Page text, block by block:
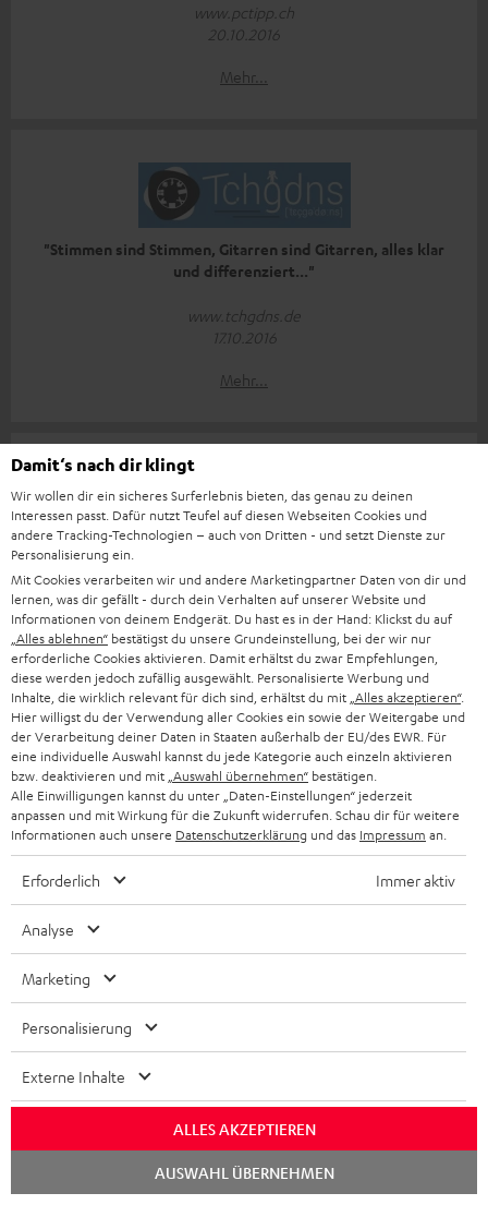
www.pctipp.ch
20.10.2016
Mehr...
"Stimmen sind Stimmen, Gitarren sind Gitarren, alles klar
und differenziert..."
www.tchgdns.de
17.10.2016
Mehr...
"Das bietet in dieser Qualität kaum ein anderer Hersteller"
www.mobiflip.de
16.10.2016
Mehr...
„…das Klangbild eignet sich gerade hervorragend zum
Sport treiben“
Mehr...
„…erstaunlich detailverliebt und hochpräzise…“
www.lite-magazin.de
09.10.2016
Damit‘s nach dir klingt
Wir wollen dir ein sicheres Surferlebnis bieten, das genau zu deinen
Interessen passt. Dafür nutzt Teufel auf diesen Webseiten Cookies und
andere Tracking-Technologien – auch von Dritten - und setzt Dienste zur
Personalisierung ein.
Mit Cookies verarbeiten wir und andere Marketingpartner Daten von dir und
lernen, was dir gefällt - durch dein Verhalten auf unserer Website und
Informationen von deinem Endgerät. Du hast es in der Hand: Klickst du auf
„Alles ablehnen“ bestätigst du unsere Grundeinstellung, bei der wir nur
erforderliche Cookies aktivieren. Damit erhältst du zwar Empfehlungen,
diese werden jedoch zufällig ausgewählt. Personalisierte Werbung und
Inhalte, die wirklich relevant für dich sind, erhältst du mit „Alles akzeptieren“.
Hier willigst du der Verwendung aller Cookies ein sowie der Weitergabe und
der Verarbeitung deiner Daten in Staaten außerhalb der EU/des EWR. Für
eine individuelle Auswahl kannst du jede Kategorie auch einzeln aktivieren
bzw. deaktivieren und mit „Auswahl übernehmen“ bestätigen.
Alle Einwilligungen kannst du unter „Daten-Einstellungen“ jederzeit
anpassen und mit Wirkung für die Zukunft widerrufen. Schau dir für weitere
Informationen auch unsere Datenschutzerklärung und das Impressum an.
Erforderlich Immer aktiv
Analyse
Marketing
Personalisierung
Externe Inhalte
ALLES AKZEPTIEREN
AUSWAHL ÜBERNEHMEN